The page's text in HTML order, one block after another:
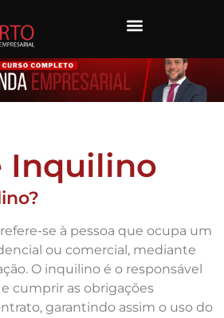
Inquilino
se à pessoa que ocupa um
ou comercial, mediante
O inquilino é o responsável
cumprir as obrigações
garantindo assim o uso do